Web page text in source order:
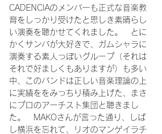
CADENCIAのメンバーも正式な音楽教
育をしっかり受けたと思しき素晴らし
い演奏を聴かせてくれました。　とに
かくサンバが大好きで、ガムシャラに
演奏する素人っぽいグループ（それは
それで好ましくもありますが）も多い
中、このバンドは正しい音楽理論の上
に実績ををみっちり積み上げた、まさ
にプロのアーチスト集団と聴きまし
た。　MAKOさんが言った通り、しば
し横浜を忘れて、リオのマンゲイラチ